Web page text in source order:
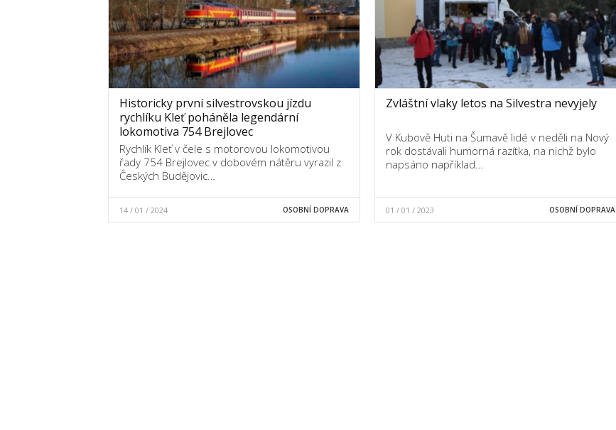
Historicky první silvestrovskou jízdu
rychlíku Kleť poháněla legendární
lokomotiva 754 Brejlovec
Rychlík Kleť v čele s motorovou lokomotivou
řady 754 Brejlovec v dobovém nátěru vyrazil z
Českých Budějovic…
14 / 01 / 2024 OSOBNÍ DOPRAVA
Zvláštní vlaky letos na Silvestra nevyjely
V Kubově Huti na Šumavě lidé v neděli na Nový
rok dostávali humorná razítka, na nichž bylo
napsáno například…
01 / 01 / 2023 OSOBNÍ DOPRAVA